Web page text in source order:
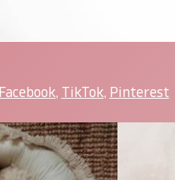
Facebook, TikTok, Pinterest